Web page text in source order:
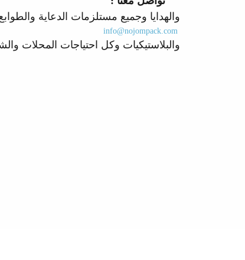
والهدايا وجميع مستلزمات
info@nojompack.com
والبلاستيكيات وكل احتياجات